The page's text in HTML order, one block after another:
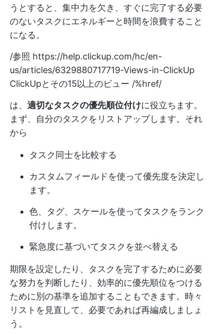
うとすると、集中力を欠き、すぐに完了する必要
のないタスクにエネルギーと時間を浪費すること
になる。
/参照 https://help.clickup.com/hc/en-
us/articles/6329880717719-Views-in-ClickUp
ClickUpとその15以上のビュー /%href/
は、 適切なタスクの優先順位付けに役立ちます。
まず、自分のタスクをリストアップします。それ
から
タスク同士を比較する
カスタムフィールドを使って優先度を決定し
ます。
色、タグ、スケールを使ってタスクをランク
付けします。
緊急度に基づいてタスクを並べ替える
期限を設定したり、タスクを完了するために必要
な努力を判断したり、効率的に優先順位をつける
ために別の基準を追加することもできます。時々
リストを見直して、必要であれば再編成しましょ
う。